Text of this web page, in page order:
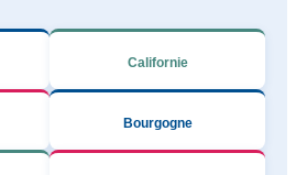
Californie
Bourgogne